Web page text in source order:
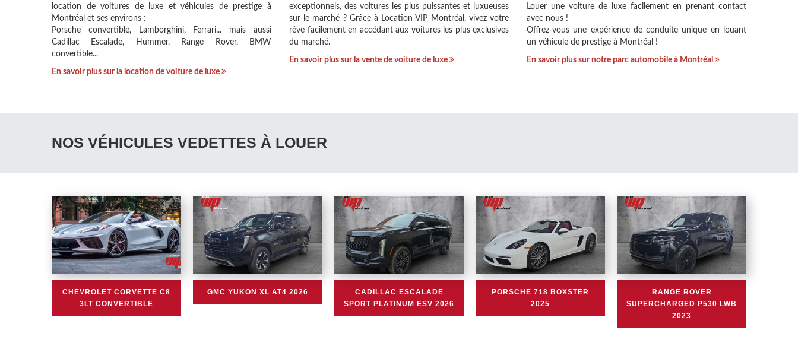
location de voitures de luxe et véhicules de prestige à
Montréal et ses environs :
Porsche convertible, Lamborghini, Ferrari... mais aussi
Cadillac Escalade, Hummer, Range Rover, BMW
convertible...
En savoir plus sur la location de voiture de luxe
exceptionnels, des voitures les plus puissantes et luxueuses
sur le marché ? Grâce à Location VIP Montréal, vivez votre
rêve facilement en accédant aux voitures les plus exclusives
du marché.
En savoir plus sur la vente de voiture de luxe
Louer une voiture de luxe facilement en prenant contact
avec nous !
Offrez-vous une expérience de conduite unique en louant
un véhicule de prestige à Montréal !
En savoir plus sur notre parc automobile à Montréal
NOS VÉHICULES VEDETTES À LOUER
CHEVROLET CORVETTE C8
3LT CONVERTIBLE
GMC YUKON XL AT4 2026
CADILLAC ESCALADE
SPORT PLATINUM ESV 2026
PORSCHE 718 BOXSTER
2025
RANGE ROVER
SUPERCHARGED P530 LWB
2023